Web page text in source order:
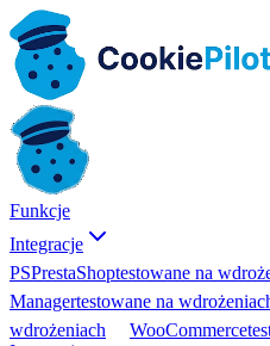
Funkcje
Integracje
PSPrestaShoptestowane na
Managertestowane na
wdrożeniach
WooCommerce